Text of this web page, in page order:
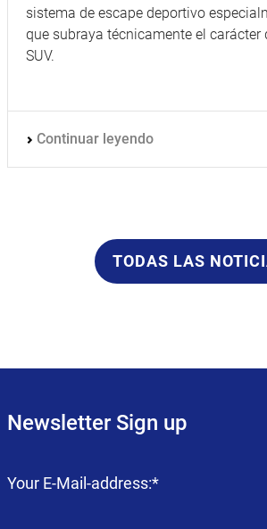
sistema de escape deportivo
que subraya técnicamente el carácter
SUV.
Continuar leyendo
TODAS LAS
Newsletter Sign up
Campo
Your E-Mail-address:*